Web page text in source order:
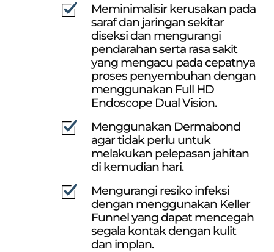
Meminimalisir kerusakan pada
saraf dan jaringan sekitar
diseksidan mengurangi
pendarahan serta rasa sakit
yang mengacu pada cepatnya
proses penyembuhan dengan
menggunakan Full HD
Endoscope Dual Vision.
Menggunakan Dermabond
agar tidak perlu untuk
melakukanpelepasan jahitan
di kemudian hari.
Mengurangi resiko infeksi
dengan menggunakan Keller
Funnelyang dapat mencegah
segala kontak dengan kulit
dan implan.